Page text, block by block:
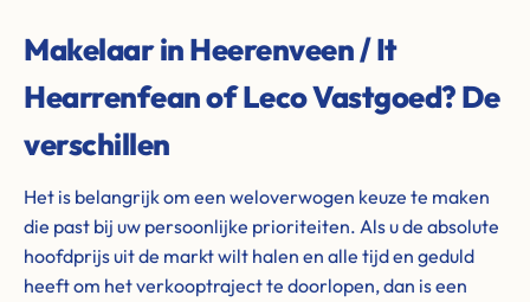
Makelaar in Heerenveen / It
Hearrenfean of Leco Vastgoed? De
verschillen
Het is belangrijk om een weloverwogen keuze te maken
die past bij uw persoonlijke prioriteiten. Als u de absolute
hoofdprijs uit de markt wilt halen en alle tijd en geduld
heeft om het verkooptraject te doorlopen, dan is een